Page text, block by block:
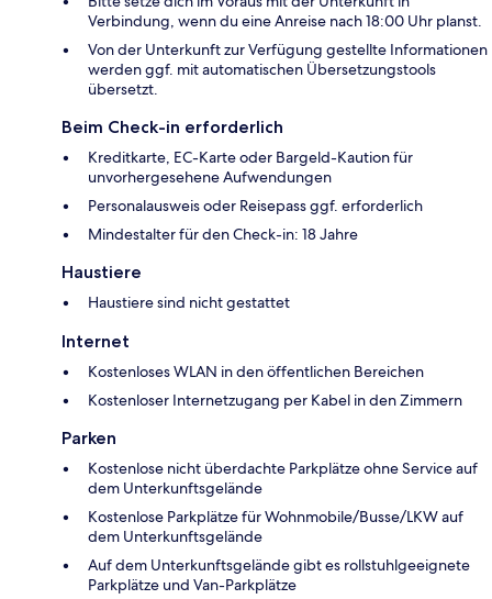
Verbindung, wenn du eine Anreise nach 18:00 Uhr planst.
Von der Unterkunft zur Verfügung gestellte Informationen
werden ggf. mit automatischen Übersetzungstools
übersetzt.
Beim Check-in erforderlich
Kreditkarte, EC-Karte oder Bargeld-Kaution für
unvorhergesehene Aufwendungen
Personalausweis oder Reisepass ggf. erforderlich
Mindestalter für den Check-in: 18 Jahre
Haustiere
Haustiere sind nicht gestattet
Internet
Kostenloses WLAN in den öffentlichen Bereichen
Kostenloser Internetzugang per Kabel in den Zimmern
Parken
Kostenlose nicht überdachte Parkplätze ohne Service auf
dem Unterkunftsgelände
Kostenlose Parkplätze für Wohnmobile/Busse/LKW auf
dem Unterkunftsgelände
Auf dem Unterkunftsgelände gibt es rollstuhlgeeignete
Parkplätze und Van-Parkplätze